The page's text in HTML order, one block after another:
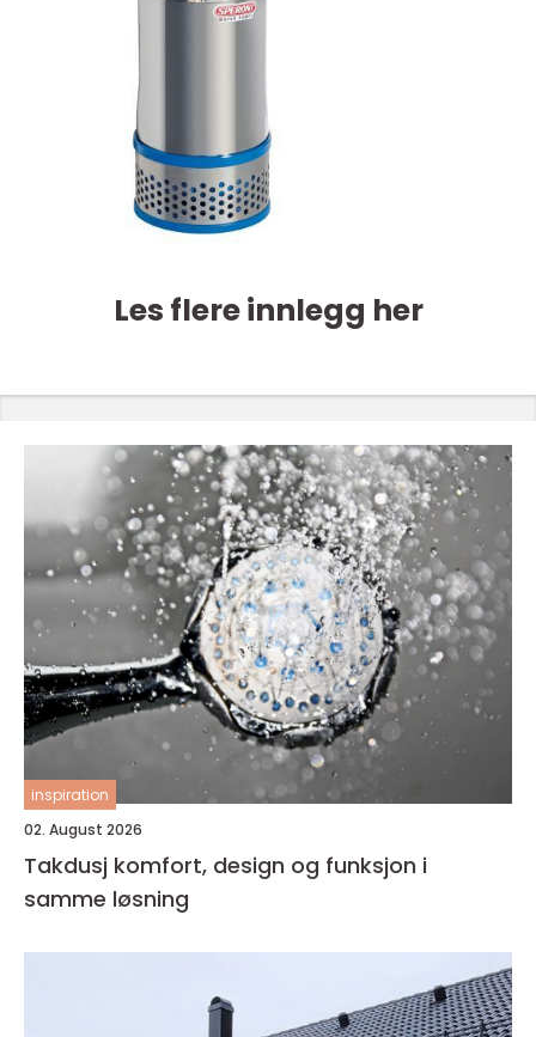
Les flere innlegg her
inspiration
02. August 2026
Takdusj komfort, design og funksjon i
samme løsning